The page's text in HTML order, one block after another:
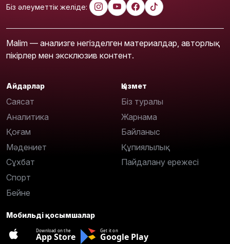
Біз әлеуметтік желіде:
Malim — анализге негізделген материалдар, авторлық
пікірлер мен эксклюзив контент.
Айдарлар
Саясат
Аналитика
Қоғам
Мәдениет
Сұхбат
Спорт
Бейне
Қызмет
Біз туралы
Жарнама
Байланыс
Құпиялылық
Пайдалану ережесі
Мобильді қосымшалар
Download on the
App Store
Get it on
Google Play